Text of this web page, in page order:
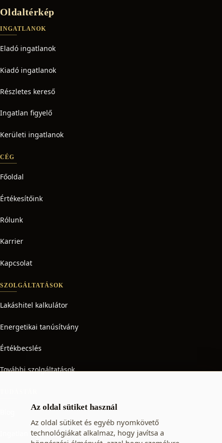
Az oldal sütiket használ
Az oldal sütiket és egyéb nyomkövető
technológiákat alkalmaz, hogy javítsa a
Oldaltérkép
INGATLANOK
Eladó ingatlanok
Kiadó ingatlanok
Részletes kereső
Ingatlan figyelő
Kerületi ingatlanok
CÉG
Főoldal
Értékesítőink
Rólunk
Karrier
Kapcsolat
SZOLGÁLTATÁSOK
Lakáshitel kalkulátor
Energetikai tanúsítvány
Értékbecslés
További szolgáltatások
Ingatlan adó